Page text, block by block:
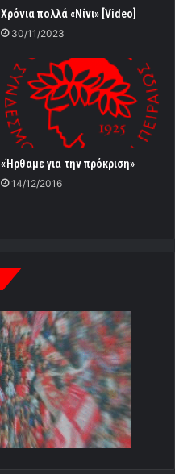
Χρόνια πολλά «Νίνι» [Video]
30/11/2023
«Ήρθαμε για την πρόκριση»
14/12/2016